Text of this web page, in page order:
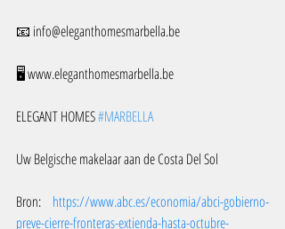
📧 info@eleganthomesmarbella.be
🖥️ www.eleganthomesmarbella.be
ELEGANT HOMES #MARBELLA
Uw Belgische makelaar aan de Costa Del Sol
Bron: https://www.abc.es/economia/abci-gobierno-
preve-cierre-fronteras-extienda-hasta-octubre-